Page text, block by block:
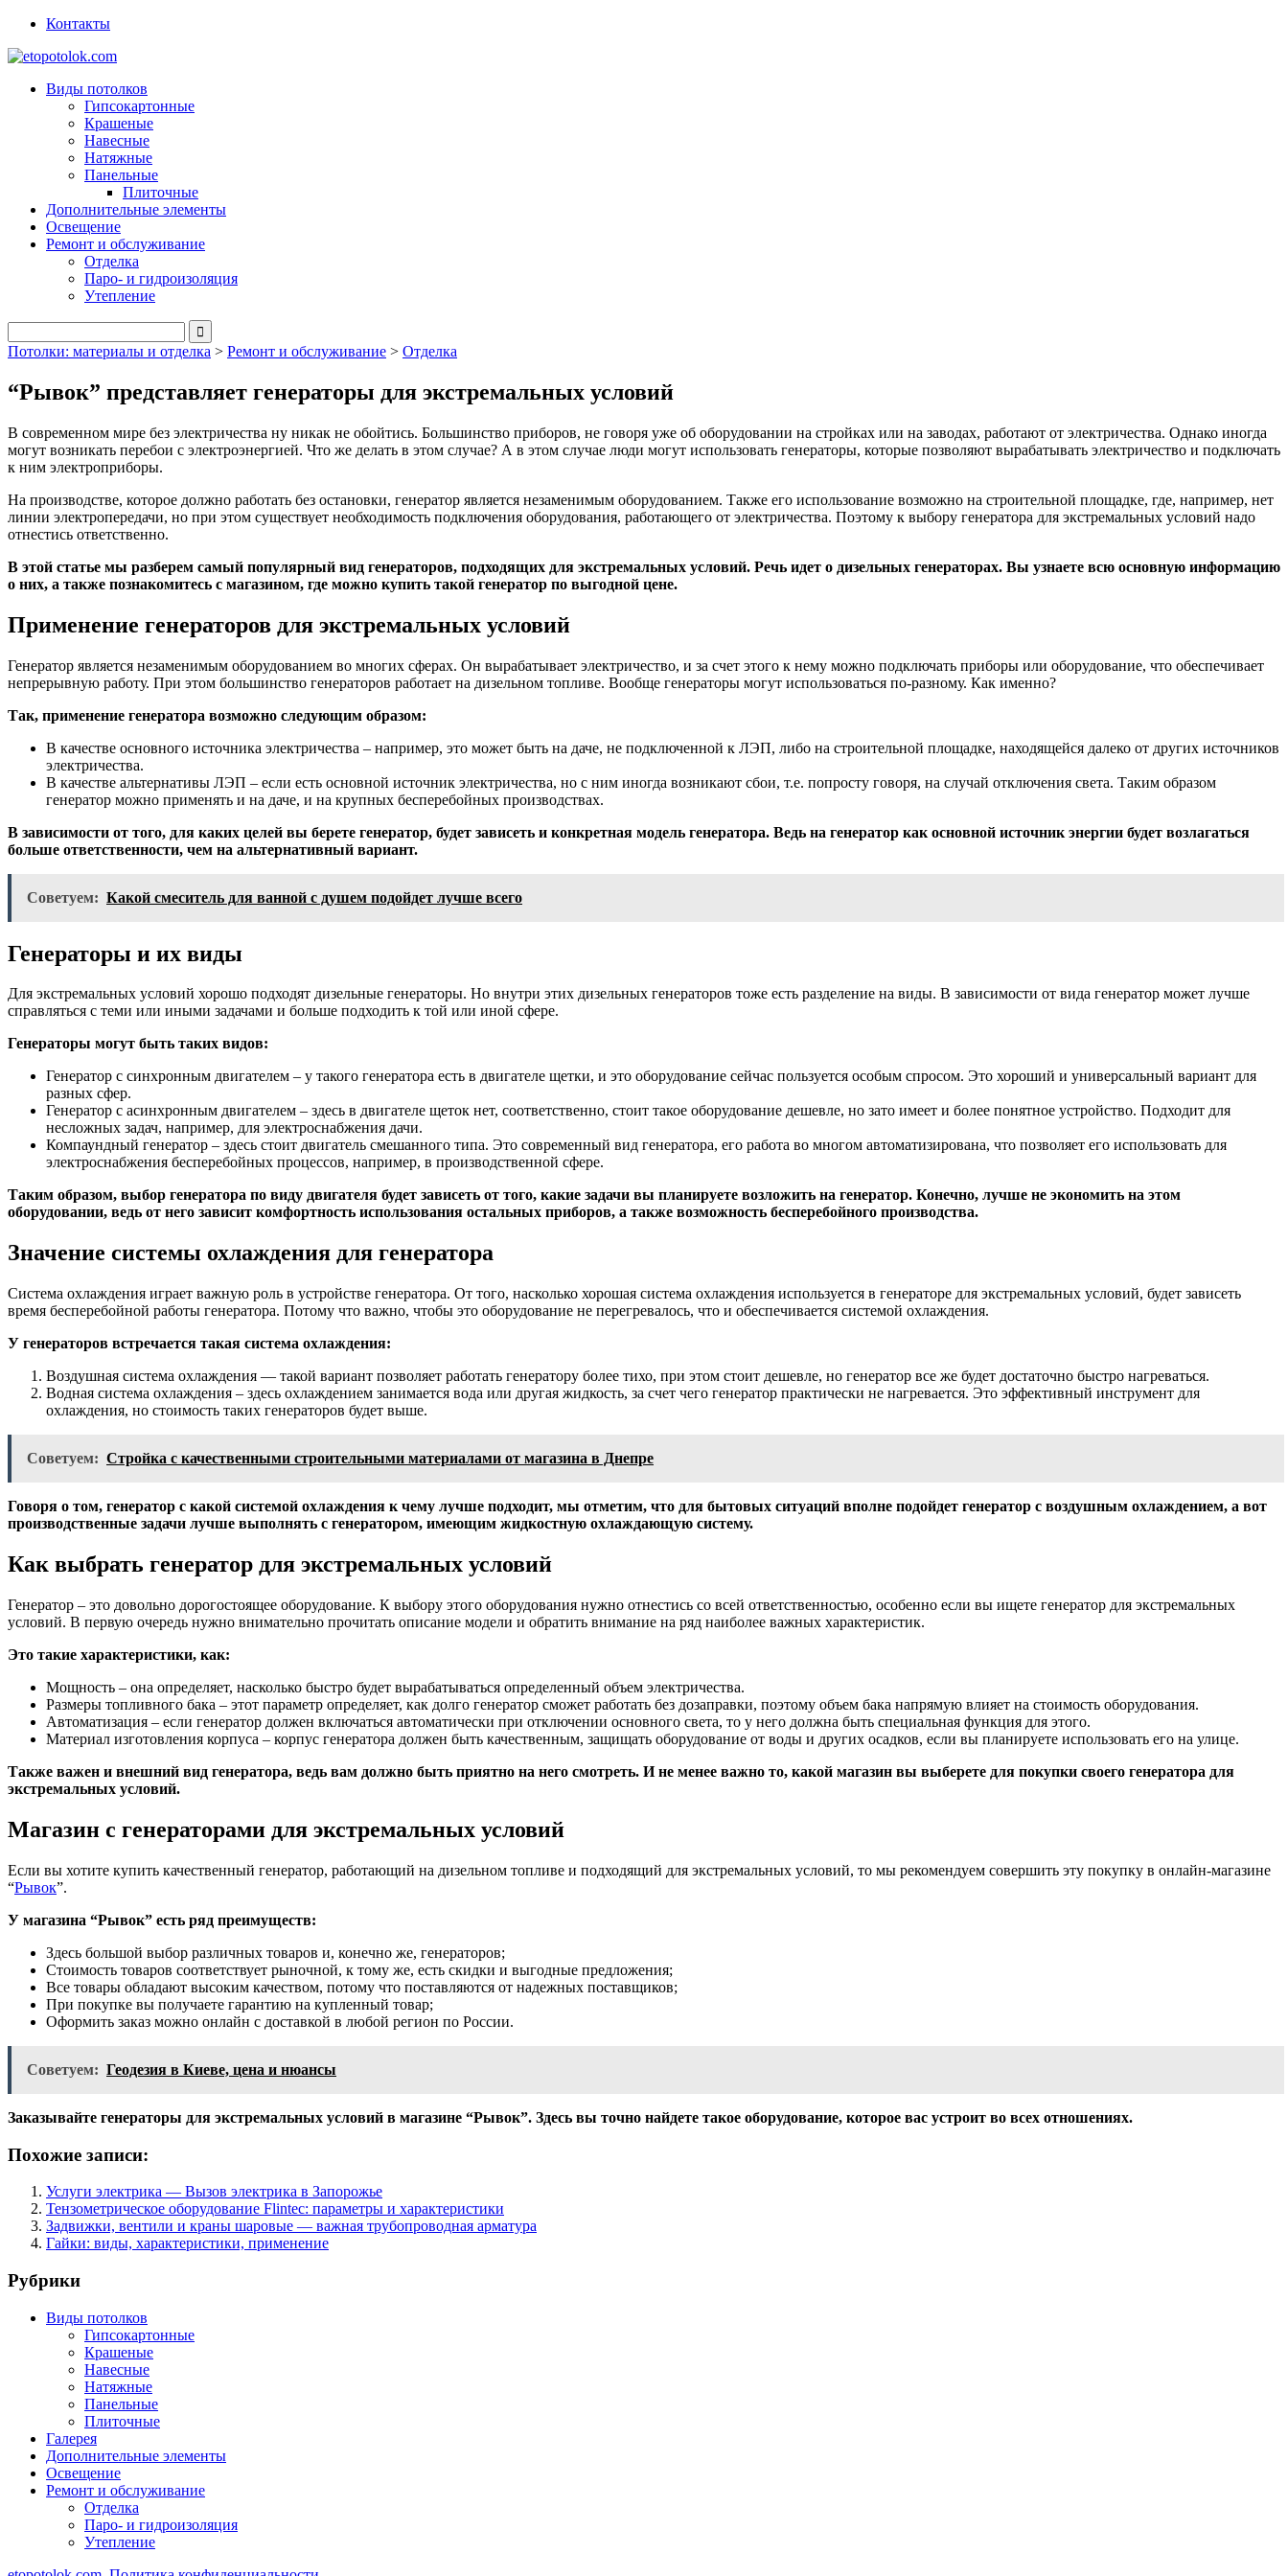
Контакты
Виды потолков
Гипсокартонные
Крашеные
Навесные
Натяжные
Панельные
Плиточные
Дополнительные элементы
Освещение
Ремонт и обслуживание
Отделка
Паро- и гидроизоляция
Утепление
Потолки: материалы и отделка > Ремонт и обслуживание > Отделка
“Рывок” представляет генераторы для экстремальных условий
В современном мире без электричества ну никак не обойтись. Большинство приборов, не говоря уже об оборудовании на стройках или на заводах, работают от электричества. Однако иногда
могут возникать перебои с электроэнергией. Что же делать в этом случае? А в этом случае люди могут использовать генераторы, которые позволяют вырабатывать электричество и подключать
к ним электроприборы.
На производстве, которое должно работать без остановки, генератор является незаменимым оборудованием. Также его использование возможно на строительной площадке, где, например, нет
линии электропередачи, но при этом существует необходимость подключения оборудования, работающего от электричества. Поэтому к выбору генератора для экстремальных условий надо
отнестись ответственно.
В этой статье мы разберем самый популярный вид генераторов, подходящих для экстремальных условий. Речь идет о дизельных генераторах. Вы узнаете всю основную информацию
о них, а также познакомитесь с магазином, где можно купить такой генератор по выгодной цене.
Применение генераторов для экстремальных условий
Генератор является незаменимым оборудованием во многих сферах. Он вырабатывает электричество, и за счет этого к нему можно подключать приборы или оборудование, что обеспечивает
непрерывную работу. При этом большинство генераторов работает на дизельном топливе. Вообще генераторы могут использоваться по-разному. Как именно?
Так, применение генератора возможно следующим образом:
В качестве основного источника электричества – например, это может быть на даче, не подключенной к ЛЭП, либо на строительной площадке, находящейся далеко от других источников
электричества.
В качестве альтернативы ЛЭП – если есть основной источник электричества, но с ним иногда возникают сбои, т.е. попросту говоря, на случай отключения света. Таким образом
генератор можно применять и на даче, и на крупных бесперебойных производствах.
В зависимости от того, для каких целей вы берете генератор, будет зависеть и конкретная модель генератора. Ведь на генератор как основной источник энергии будет возлагаться
больше ответственности, чем на альтернативный вариант.
Советуем: Какой смеситель для ванной с душем подойдет лучше всего
Генераторы и их виды
Для экстремальных условий хорошо подходят дизельные генераторы. Но внутри этих дизельных генераторов тоже есть разделение на виды. В зависимости от вида генератор может лучше
справляться с теми или иными задачами и больше подходить к той или иной сфере.
Генераторы могут быть таких видов:
Генератор с синхронным двигателем – у такого генератора есть в двигателе щетки, и это оборудование сейчас пользуется особым спросом. Это хороший и универсальный вариант для
разных сфер.
Генератор с асинхронным двигателем – здесь в двигателе щеток нет, соответственно, стоит такое оборудование дешевле, но зато имеет и более понятное устройство. Подходит для
несложных задач, например, для электроснабжения дачи.
Компаундный генератор – здесь стоит двигатель смешанного типа. Это современный вид генератора, его работа во многом автоматизирована, что позволяет его использовать для
электроснабжения бесперебойных процессов, например, в производственной сфере.
Таким образом, выбор генератора по виду двигателя будет зависеть от того, какие задачи вы планируете возложить на генератор. Конечно, лучше не экономить на этом
оборудовании, ведь от него зависит комфортность использования остальных приборов, а также возможность бесперебойного производства.
Значение системы охлаждения для генератора
Система охлаждения играет важную роль в устройстве генератора. От того, насколько хорошая система охлаждения используется в генераторе для экстремальных условий, будет зависеть
время бесперебойной работы генератора. Потому что важно, чтобы это оборудование не перегревалось, что и обеспечивается системой охлаждения.
У генераторов встречается такая система охлаждения:
Воздушная система охлаждения — такой вариант позволяет работать генератору более тихо, при этом стоит дешевле, но генератор все же будет достаточно быстро нагреваться.
Водная система охлаждения – здесь охлаждением занимается вода или другая жидкость, за счет чего генератор практически не нагревается. Это эффективный инструмент для
охлаждения, но стоимость таких генераторов будет выше.
Советуем: Стройка с качественными строительными материалами от магазина в Днепре
Говоря о том, генератор с какой системой охлаждения к чему лучше подходит, мы отметим, что для бытовых ситуаций вполне подойдет генератор с воздушным охлаждением, а вот
производственные задачи лучше выполнять с генератором, имеющим жидкостную охлаждающую систему.
Как выбрать генератор для экстремальных условий
Генератор – это довольно дорогостоящее оборудование. К выбору этого оборудования нужно отнестись со всей ответственностью, особенно если вы ищете генератор для экстремальных
условий. В первую очередь нужно внимательно прочитать описание модели и обратить внимание на ряд наиболее важных характеристик.
Это такие характеристики, как:
Мощность – она определяет, насколько быстро будет вырабатываться определенный объем электричества.
Размеры топливного бака – этот параметр определяет, как долго генератор сможет работать без дозаправки, поэтому объем бака напрямую влияет на стоимость оборудования.
Автоматизация – если генератор должен включаться автоматически при отключении основного света, то у него должна быть специальная функция для этого.
Материал изготовления корпуса – корпус генератора должен быть качественным, защищать оборудование от воды и других осадков, если вы планируете использовать его на улице.
Также важен и внешний вид генератора, ведь вам должно быть приятно на него смотреть. И не менее важно то, какой магазин вы выберете для покупки своего генератора для
экстремальных условий.
Магазин с генераторами для экстремальных условий
Если вы хотите купить качественный генератор, работающий на дизельном топливе и подходящий для экстремальных условий, то мы рекомендуем совершить эту покупку в онлайн-магазине
“Рывок”.
У магазина “Рывок” есть ряд преимуществ:
Здесь большой выбор различных товаров и, конечно же, генераторов;
Стоимость товаров соответствует рыночной, к тому же, есть скидки и выгодные предложения;
Все товары обладают высоким качеством, потому что поставляются от надежных поставщиков;
При покупке вы получаете гарантию на купленный товар;
Оформить заказ можно онлайн с доставкой в любой регион по России.
Советуем: Геодезия в Киеве, цена и нюансы
Заказывайте генераторы для экстремальных условий в магазине “Рывок”. Здесь вы точно найдете такое оборудование, которое вас устроит во всех отношениях.
Похожие записи:
Услуги электрика — Вызов электрика в Запорожье
Тензометрическое оборудование Flintec: параметры и характеристики
Задвижки, вентили и краны шаровые — важная трубопроводная арматура
Гайки: виды, характеристики, применение
Рубрики
Виды потолков
Гипсокартонные
Крашеные
Навесные
Натяжные
Панельные
Плиточные
Галерея
Дополнительные элементы
Освещение
Ремонт и обслуживание
Отделка
Паро- и гидроизоляция
Утепление